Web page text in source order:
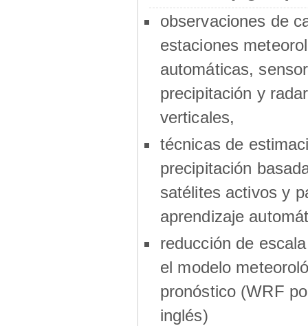
observaciones de
estaciones
automáticas,
precipitación y
verticales,
técnicas de
precipitación
satélites activos y
aprendizaje
reducción de
el modelo
pronóstico (WRF
inglés)